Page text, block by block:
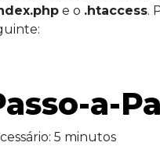
e o .htaccess.
a-
5 minutos